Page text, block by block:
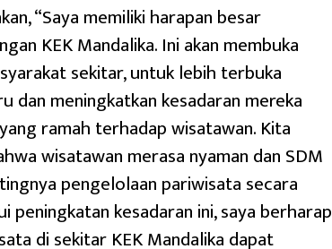
“Saya memiliki harapan besar
KEK Mandalika. Ini akan membuka
sekitar, untuk lebih terbuka
dan meningkatkan kesadaran mereka
ramah terhadap wisatawan. Kita
wisatawan merasa nyaman dan SDM
pengelolaan pariwisata secara
peningkatan kesadaran ini, saya berharap
di sekitar KEK Mandalika dapat